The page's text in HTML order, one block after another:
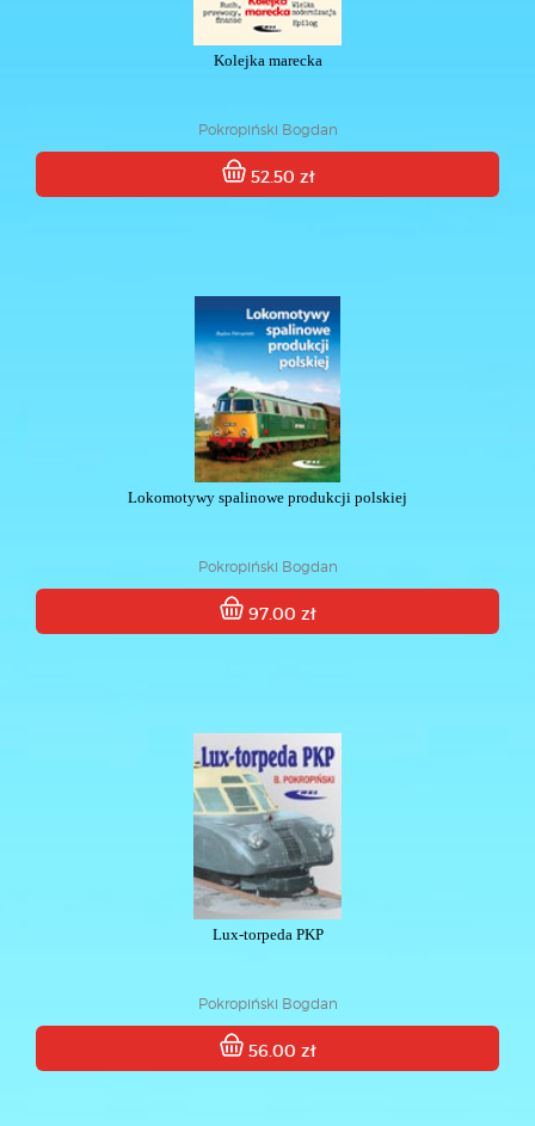
Kolejka marecka
Pokropiński Bogdan
52.50 zł
Lokomotywy spalinowe produkcji polskiej
Pokropiński Bogdan
97.00 zł
Lux-torpeda PKP
Pokropiński Bogdan
56.00 zł